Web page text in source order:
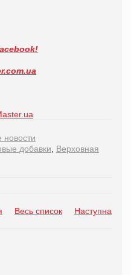
новости
добавки
Верховная
Весь список Наступна